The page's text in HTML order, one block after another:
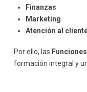
Finanzas
Marketing
Atención al
Por ello, las
formación integral y